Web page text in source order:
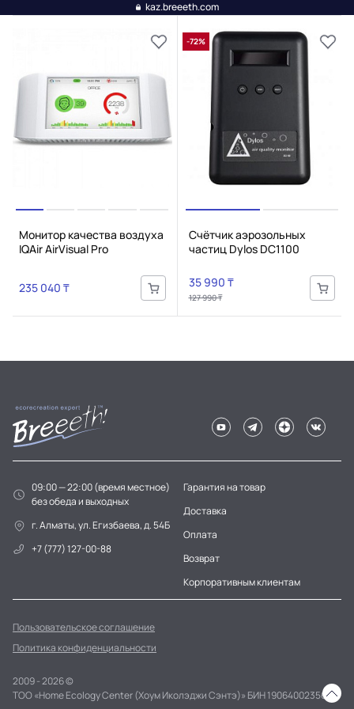
kaz.breeeth.com
Монитор качества воздуха
IQAir AirVisual Pro
235 040 ₸
-72%
Счётчик аэрозольных
частиц Dylos DC1100
35 990 ₸
127 990 ₸
09:00 — 22:00 (время местное)
без обеда и выходных
г. Алматы, ул. Егизбаева, д. 54Б
+7 (777) 127-00-88
Гарантия на товар
Доставка
Оплата
Возврат
Корпоративным клиентам
Пользовательское соглашение
Политика конфиденциальности
2009 - 2026 ©
ТОО «Home Ecology Center (Хоум Иколэджи Сэнтэ)» БИН 190640023562